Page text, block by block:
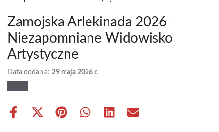
Zamojska Arlekinada 2026 –
Niezapomniane Widowisko
Artystyczne
Data dodania: 29 maja 2026 r.
Share
Share Share Share Share Share